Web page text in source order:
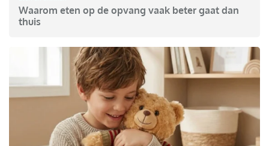
Waarom eten op de opvang vaak beter gaat dan
thuis